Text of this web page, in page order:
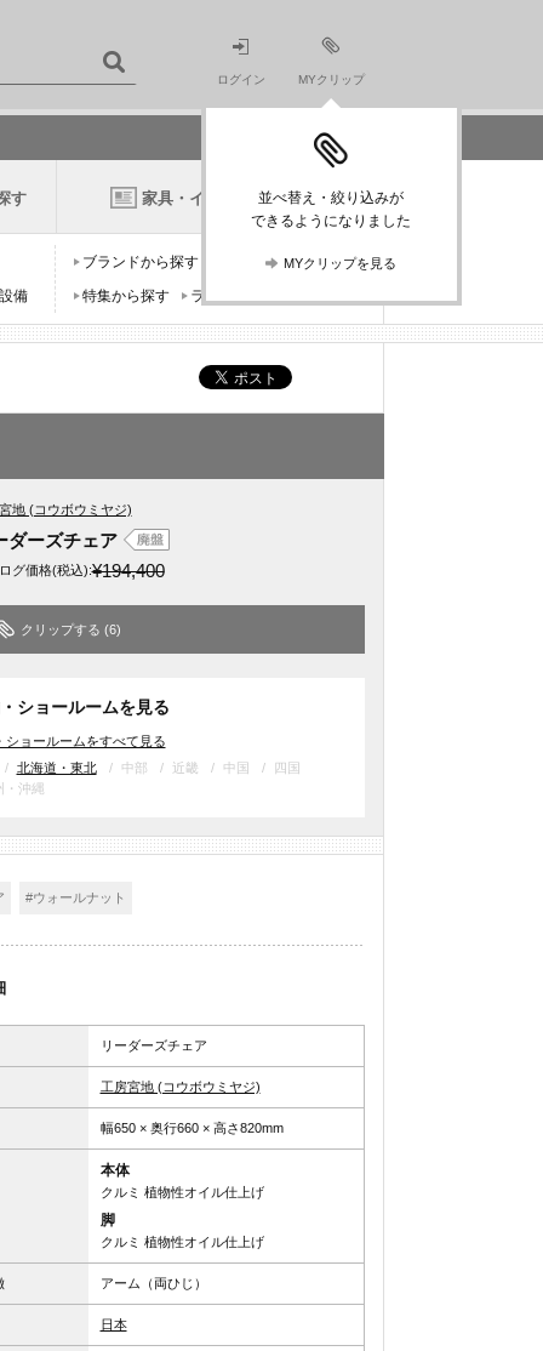
ログイン MYクリップ
並べ替え・絞り込みが
できるようになりました
MYクリップを見る
す 家具・インテリアニュース
備
ブランドから探す
デザイナーから探す
特集から探す
ランキングから探す
地 (コウボウミヤジ)
ダーズチェア
グ価格(税込):¥194,400
クリップする (6)
ショールームを見る
ショールームをすべて見る
北海道・東北 中部 近畿 中国
四国
・沖縄
#ウォールナット
リーダーズチェア
工房宮地 (コウボウミヤジ)
幅650 × 奥行660 × 高さ820mm
本体
クルミ 植物性オイル仕上げ
脚
クルミ 植物性オイル仕上げ
アーム（両ひじ）
日本